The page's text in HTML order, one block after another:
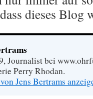
dieses Blog
Journalist bei
Perry Rhodan.
Jens Bertrams